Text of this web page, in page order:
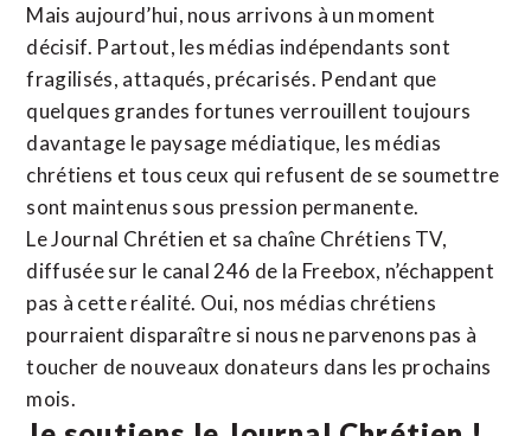
Mais aujourd’hui, nous arrivons à un moment
décisif. Partout, les médias indépendants sont
fragilisés, attaqués, précarisés. Pendant que
quelques grandes fortunes verrouillent toujours
davantage le paysage médiatique, les médias
chrétiens et tous ceux qui refusent de se soumettre
sont maintenus sous pression permanente.
Le Journal Chrétien et sa chaîne Chrétiens TV,
diffusée sur le canal 246 de la Freebox, n’échappent
pas à cette réalité. Oui, nos médias chrétiens
pourraient disparaître si nous ne parvenons pas à
toucher de nouveaux donateurs dans les prochains
mois.